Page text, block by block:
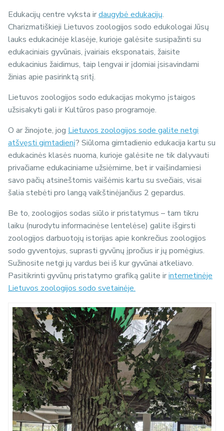
Edukacijų centre vyksta irdaugybė edukacijų.
Charizmatiškieji Lietuvos zoologijos sodo edukologai Jūsų
lauks edukacinėje klasėje, kurioje galėsite susipažinti su
edukaciniais gyvūnais, įvairiais eksponatais, žaisite
edukacinius žaidimus, taip lengvai ir įdomiai įsisavindami
žinias apie pasirinktą sritį.
Lietuvos zoologijos sodo edukacijas mokymo įstaigos
užsisakyti gali ir Kultūros paso programoje.
O ar žinojote, jog Lietuvos zoologijos sode galite netgi
atšvęsti gimtadienį? Siūloma gimtadienio edukacija kartu su
edukacinės klasės nuoma, kurioje galėsite ne tik dalyvauti
privačiame edukaciniame užsiėmime, bet ir vaišindamiesi
savo pačių atsineštomis vaišėmis kartu su svečiais, visai
šalia stebėti pro langą vaikštinėjančius 2 gepardus.
Be to, zoologijos sodas siūlo ir pristatymus – tam tikru
laiku (nurodytu informacinėse lentelėse) galite išgirsti
zoologijos darbuotojų istorijas apie konkrečius zoologijos
sodo gyventojus, suprasti gyvūnų įpročius ir jų pomėgius.
Sužinosite netgi jų vardus bei iš kur gyvūnai atkeliavo.
Pasitikrinti gyvūnų pristatymo grafiką galite irinternetinėje
Lietuvos zoologijos sodo svetainėje.